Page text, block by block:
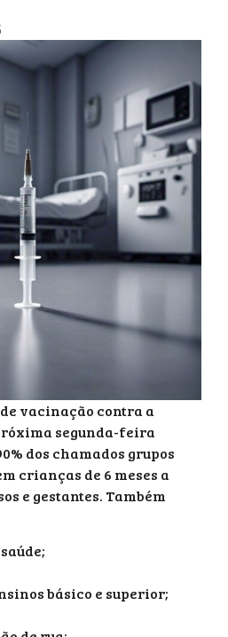
vacinação contra a
segunda-feira
dos chamados grupos
crianças de 6 meses a
e gestantes. Também
básico e superior;